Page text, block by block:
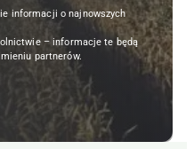
informacji o najnowszych
– informacje te będą
partnerów.